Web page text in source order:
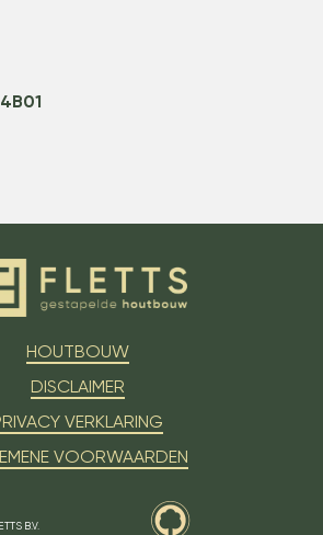
HOUTBOUW
DISCLAIMER
VERKLARING
VOORWAARDEN
B.V.